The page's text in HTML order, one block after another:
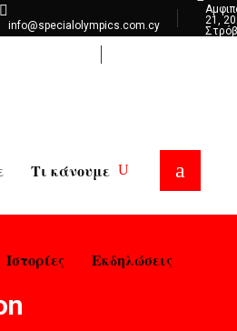
info@specialolympics.com.cy
21,
Τι κάνουμε
Ιστορίες Εκδηλώσεις